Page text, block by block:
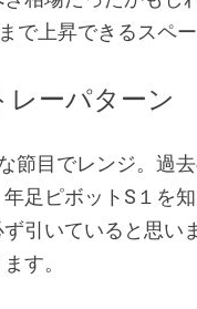
で上昇できるスペー
レーパターン
節目でレンジ。過
足ピボットS１を
引いていると思い
す。